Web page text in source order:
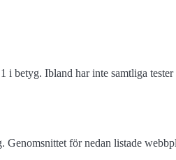
betyg. Ibland har inte samtliga
för nedan listade